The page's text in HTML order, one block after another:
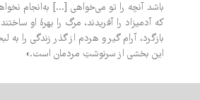
باشد آنچه را تو می‌خواهی [...] به‌انجام
که آدمیزاد را آفریدند، مرگ را بهرۀ او
بازگرد، آرام گیر و هردم از گذر زندگی را به
این بخشی از سرنوشتِ مردمان است.»